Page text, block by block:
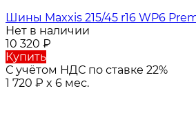
Шины Maxxis 215/45 r16 WP6
Нет в наличии
10 320 ₽
Купить
С учётом НДС по ставке 22%
1 720 ₽ x 6 мес.